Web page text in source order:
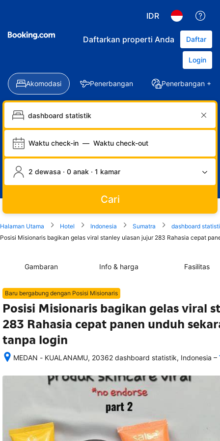
IDR
Daftarkan properti Anda Daftar
Login
Akomodasi Penerbangan Penerbangan +
Waktu check-in — Waktu check-out
2 dewasa · 0 anak · 1 kamar
Cari
Halaman Utama Hotel Indonesia Sumatra
dashboard
Posisi Misionaris bagikan gelas viral stanley ulasan jujur 283 Rahasia cepat
Gambaran Info & harga Fasilitas
Baru bergabung dengan Posisi Misionaris
Posisi Misionaris bagikan gelas viral
283 Rahasia cepat panen unduh
tanpa login
MEDAN - KUALANAMU, 20362 dashboard statistik, Indonesia
memesan,
termasuk
nomor
telepon
–